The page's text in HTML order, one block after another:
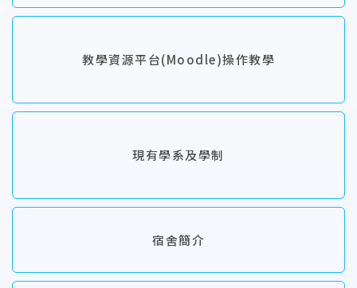
教學資源平台(Moodle)操作教學
現有學系及學制
宿舍簡介